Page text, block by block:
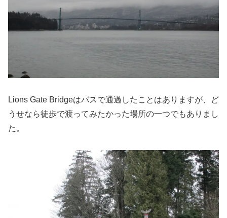
Lions Gate Bridgeはバスで通過したことはありますが、ど
うせなら徒歩で渡ってみたかった場所の一つでもありまし
た。